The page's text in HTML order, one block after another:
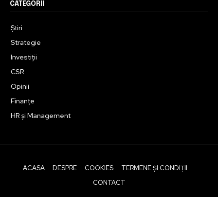
CATEGORII
Știri
Strategie
Investiții
CSR
Opinii
Finanțe
HR și Management
ACASA DESPRE COOKIES
TERMENE ȘI CONDIȚII
CONTACT